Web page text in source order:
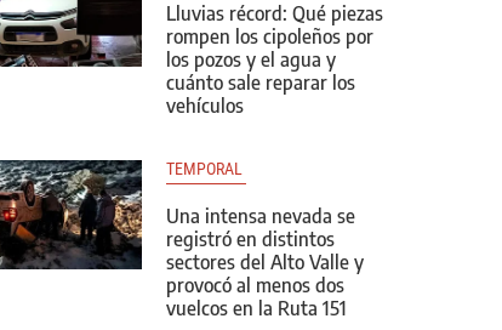
Lluvias récord: Qué piezas
rompen los cipoleños por
los pozos y el agua y
cuánto sale reparar los
vehículos
TEMPORAL
Una intensa nevada se
registró en distintos
sectores del Alto Valle y
provocó al menos dos
vuelcos en la Ruta 151